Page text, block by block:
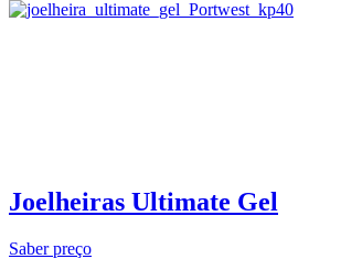
Joelheiras Ultimate Gel
Saber preço